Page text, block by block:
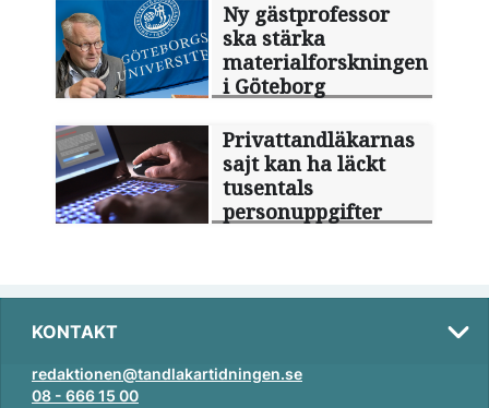
Ny gästprofessor
ska stärka
materialforskningen
i Göteborg
Privattandläkarnas
sajt kan ha läckt
tusentals
personuppgifter
KONTAKT
redaktionen@tandlakartidningen.se
08 - 666 15 00